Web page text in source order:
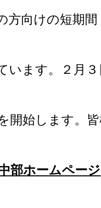
方向けの短期
います。２月
開始します。
部ホームページ